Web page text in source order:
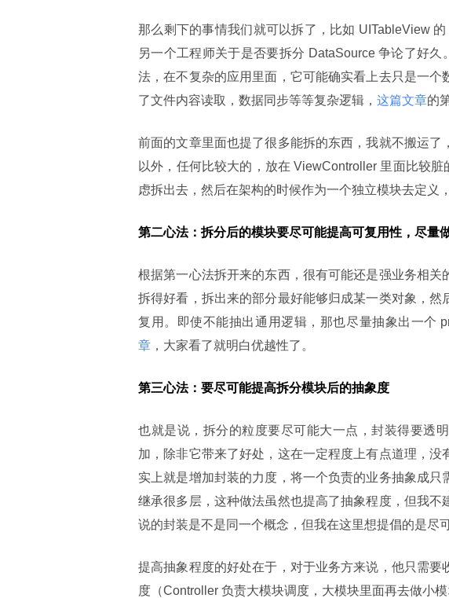
那么剩下的事情我们就可以拆了，比如 UITableView
另一个工程师关于是否要拆分 DataSource 争论了好
法，在不复杂的应用里面，它可能确实看上去只是一
了文件内容读取，数据同步等等复杂逻辑， 这篇文章的
前面的文章里面也提了很多能拆的东西，我就不搬运
以外，任何比较大的，放在 ViewController 里面比较
虑拆出去，然后在架构的时候作为一个独立模块去定义
第二心法：拆分后的模块要尽可能提高可复用性，尽量
根据第一心法拆开来的东西，很有可能还是强业务相
拆得好看，拆出来的部分最好能够归成某一类对象，
复用。即使不能抽出通用逻辑，那也尽量抽象出一个
章 ，大家看了就明白优越性了。
第三心法：要尽可能提高拆分模块后的抽象度
也就是说，拆分的粒度要尽可能大一点，封装得要透
加，除非它带来了好处，这在一定程度上有点道理，
实上就是增加封装的力度，将一个负责的业务抽象成只
继承很多层，这种做法虽然也提高了抽象程度，但我
说的封装是不是同一个概念，但我在这里想提倡的是尽
提高抽象程度的好处在于，对于业务方来说，他只需
度（Controller 负责大模块调度，大模块里面再去做小